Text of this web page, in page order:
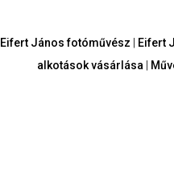
Eifert János fotóművész | Eifert
alkotások vásárlása |